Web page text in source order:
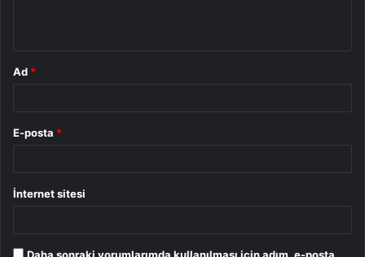
Ad *
E-posta *
İnternet sitesi